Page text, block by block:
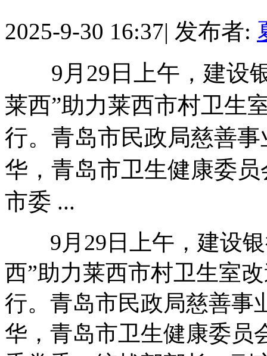
2025-9-30 16:37| 发布者:
9月29日上午，建设银
莱西”助力莱西市村卫生
行。青岛市民政局慈善
华，青岛市卫生健康委
市委 ...
9月29日上午，建设银
西”助力莱西市村卫生室
行。青岛市民政局慈善事
华，青岛市卫生健康委员